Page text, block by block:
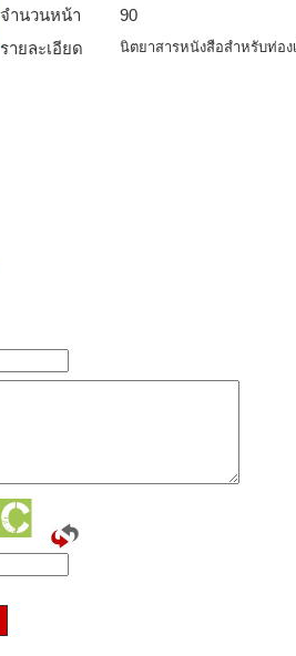
จำนวนหน้า
90
รายละเอียด
นิตยาสารหนังสือสำหรับท่อง